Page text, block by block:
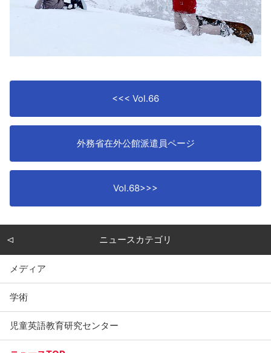
<<< Vol.66
外務省在外公館派遣員ページ
Vol.68>>>
ニュースカテゴリ
メディア
学術
児童英語教育研究センター